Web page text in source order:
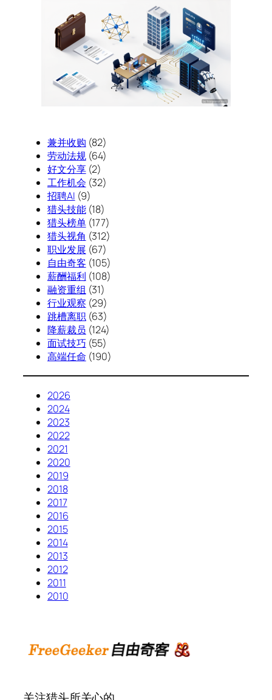
兼并收购 (82)
劳动法规(64)
好文分享(2)
工作机会 (32)
招聘AI (9)
猎头技能(18)
猎头榜单(177)
猎头视角 (312)
职业发展 (67)
自由奇客 (105)
薪酬福利 (108)
融资重组 (31)
行业观察 (29)
跳槽离职(63)
降薪裁员 (124)
面试技巧 (55)
高端任命 (190)
2026
2024
2023
2022
2021
2020
2019
2018
2017
2016
2015
2014
2013
2012
2011
2010